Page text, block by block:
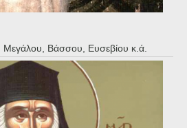
Βάσσου, Ευσεβίου κ.ά.